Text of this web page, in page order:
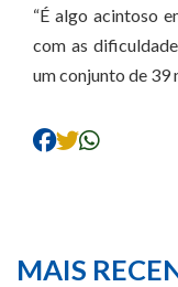
“É algo acintoso
com as
um conjunto de 39
MAIS